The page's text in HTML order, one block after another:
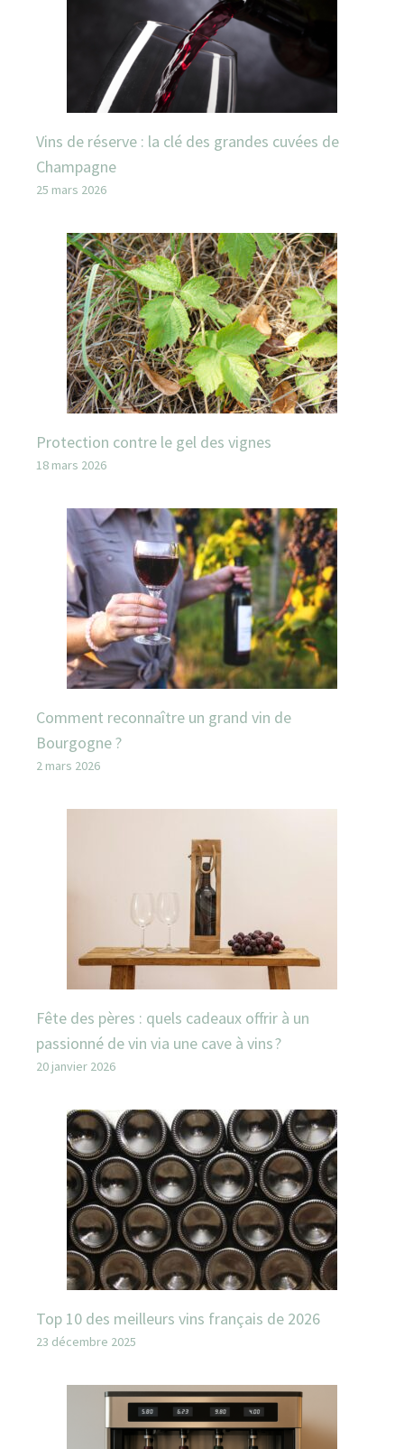
Vins de réserve : la clé des grandes cuvées de
Champagne
25 mars 2026
Protection contre le gel des vignes
18 mars 2026
Comment reconnaître un grand vin de
Bourgogne ?
2 mars 2026
Fête des pères : quels cadeaux offrir à un
passionné de vin via une cave à vins ?
20 janvier 2026
Top 10 des meilleurs vins français de 2026
23 décembre 2025